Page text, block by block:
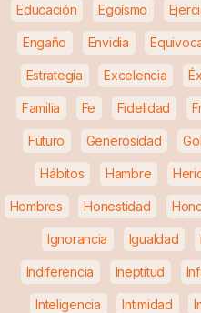
Educación Egoísmo
Engaño Envidia
Estrategia Excelencia
Familia Fe Fidelidad
Futuro Generosidad
Hábitos Hambre
Hombres Honestidad
Ignorancia Igualdad
Indiferencia Ineptitud
Inteligencia Intimidad